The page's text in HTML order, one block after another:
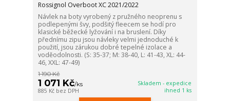
Rossignol Overboot XC 2021/2022
Návlek na boty vyrobený z pružného neoprenu s
podlepenými švy, podšitý fleecem se hodí pro
klasické běžecké lyžování i na bruslení. Díky
přednímu zipu jsou návleky velmi jednoduché k
použití, jsou zárukou dobré tepelné izolace a
voděodolnosti. (S: 35-37; M: 38-40, L: 41-43, XL: 44-
46, XXL: 47-49)
1 190 Kč
1 071 Kč/ks
885 Kč bez DPH
Skladem - expedice
ihned 1 ks